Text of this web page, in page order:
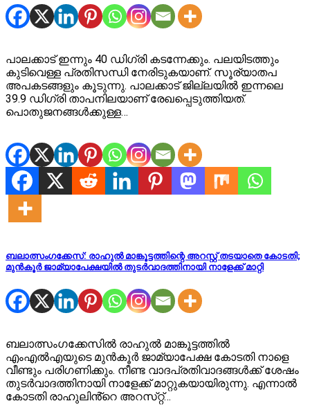
പാലക്കാട് ഇന്നും 40 ഡിഗ്രി കടന്നേക്കും. പലയിടത്തും
കുടിവെള്ള പ്രതിസന്ധി നേരിടുകയാണ്. സൂര്യാതപ
അപകടങ്ങളും കൂടുന്നു. പാലക്കാട്‌ ജില്ലയില്‍ ഇന്നലെ
39.9 ഡിഗ്രി താപനിലയാണ് രേഖപ്പെടുത്തിയത്.
പൊതുജനങ്ങള്‍ക്കുള്ള…
ബലാത്സം​ഗക്കേസ്: രാഹുൽ മാങ്കൂട്ടത്തിന്റെ അറസ്റ്റ് തടയാതെ കോടതി;
മുൻകൂർ ജാമ്യാപേക്ഷയിൽ തുടർവാദത്തിനായി നാളേക്ക് മാറ്റി
ബലാത്സംഗക്കേസിൽ രാഹുൽ മാങ്കൂട്ടത്തിൽ
എംഎൽഎയുടെ മുൻകൂർ ജാമ്യാപേക്ഷ കോടതി നാളെ
വീണ്ടും പരിഗണിക്കും. നീണ്ട വാദപ്രതിവാദങ്ങൾക്ക് ശേഷം
തുടർവാദത്തിനായി നാളേക്ക് മാറ്റുകയായിരുന്നു. എന്നാൽ
കോടതി രാഹുലിൻ്റെ അറസ്‌റ്റ്…